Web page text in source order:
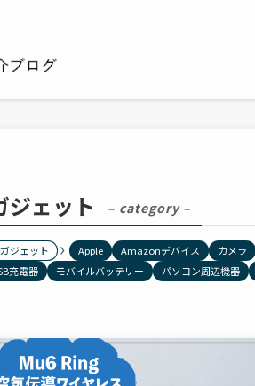
ジェット – category –
ガジェット Apple Amazonデバイス カメラ
充電器
モバイルバッテリー パソコン周辺機器